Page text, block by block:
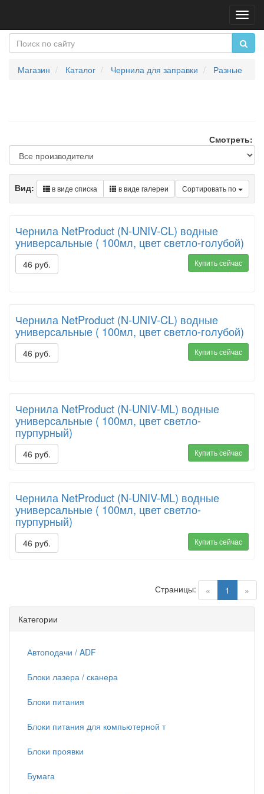
Магазин Каталог Чернила для заправки Разные
Смотреть:
Сортировать по
Вид: в виде списка в виде галереи
Чернила NetProduct (N-UNIV-CL) водные
универсальные ( 100мл, цвет светло-голубой)
46 руб. Купить сейчас
Чернила NetProduct (N-UNIV-CL) водные
универсальные ( 100мл, цвет светло-голубой)
46 руб. Купить сейчас
Чернила NetProduct (N-UNIV-ML) водные
универсальные ( 100мл, цвет светло-
пурпурный)
46 руб. Купить сейчас
Чернила NetProduct (N-UNIV-ML) водные
универсальные ( 100мл, цвет светло-
пурпурный)
46 руб. Купить сейчас
« 1 (current)
»
Страницы:
Категории
Автоподачи / ADF
Блоки лазера / сканера
Блоки питания
Блоки питания для компьютерной т
Блоки проявки
Бумага